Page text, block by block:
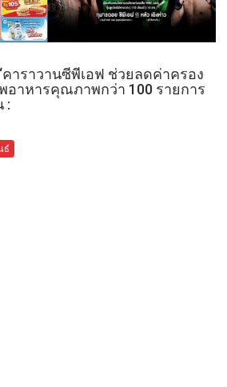
คาราวานซีพีเอฟ ช่วยลดค่าครอง
อาหารคุณภาพกว่า 100 รายการ
:
ธ์